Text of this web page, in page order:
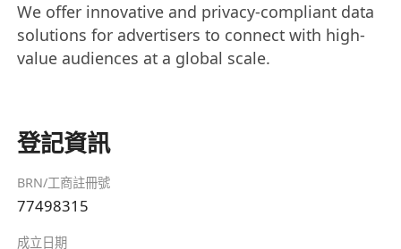
We offer innovative and privacy-compliant data
solutions for advertisers to connect with high-
value audiences at a global scale.
登記資訊
BRN/工商註冊號
77498315
成立日期